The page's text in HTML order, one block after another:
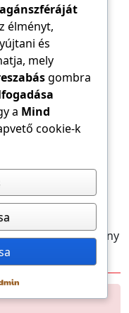
rendjének
kiadó
kamarai
ilyen tagozat
tagozat
csak azoké,
a tanúsítást
is hiánytalanul
és a
a Választmány
kerül.
élményt,
és
mely
gombra
a Mind
cookie-k